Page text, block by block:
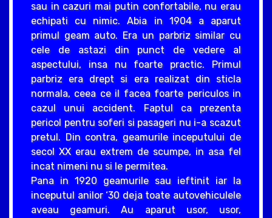
sau in cazuri mai putin confortabile, nu erau
echipati cu nimic. Abia in 1904 a aparut
primul geam auto. Era un parbriz similar cu
cele de astazi din punct de vedere al
aspectului, insa nu foarte practic. Primul
parbriz era drept si era realizat din sticla
normala, ceea ce il facea foarte periculos in
cazul unui accident. Faptul ca prezenta
pericol pentru soferi si pasageri nu i-a scazut
pretul. Din contra, geamurile inceputului de
secol XX erau extrem de scumpe, in asa fel
incat nimeni nu si le permitea.
Pana in 1920 geamurile sau ieftinit iar la
inceputul anilor ‘30 deja toate autovehiculele
aveau geamuri. Au aparut usor, usor,